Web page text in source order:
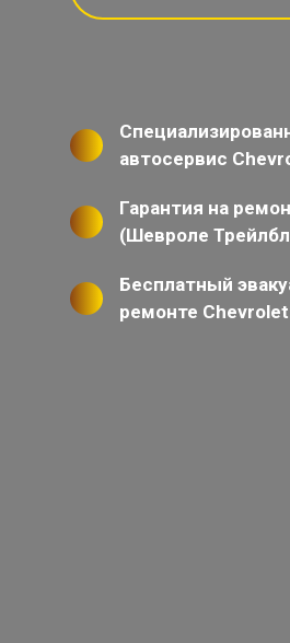
автосервис
Гарантия на
(Шевроле
Бесплатный
ремонте